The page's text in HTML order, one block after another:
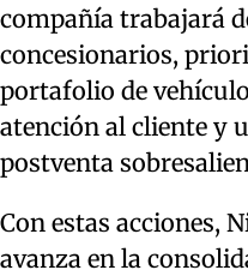
compañía trabajará
concesionarios,
portafolio de
atención al cliente y
postventa
Con estas acciones,
avanza en la